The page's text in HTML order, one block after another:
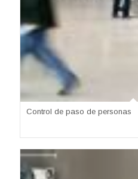
Control de paso de personas